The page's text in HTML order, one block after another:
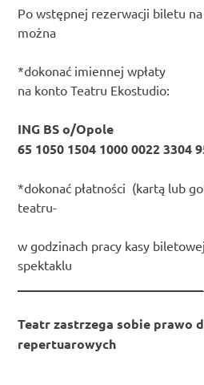
Po wstępnej rezerwacji biletu
można
*dokonać imiennej wpłaty
na konto Teatru Ekostudio:
ING BS o/Opole
65 1050 1504 1000 0022 3304
*dokonać płatności (kartą lub
teatru-
w godzinach pracy kasy
spektaklu
Teatr zastrzega sobie prawo
repertuarowych